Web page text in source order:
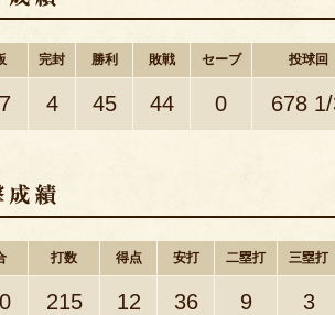
完封 勝利 敗戦 セーブ 投球回
4 45 44 0 678
打数 得点 安打 二塁打 三塁打
215 12 36 9 3